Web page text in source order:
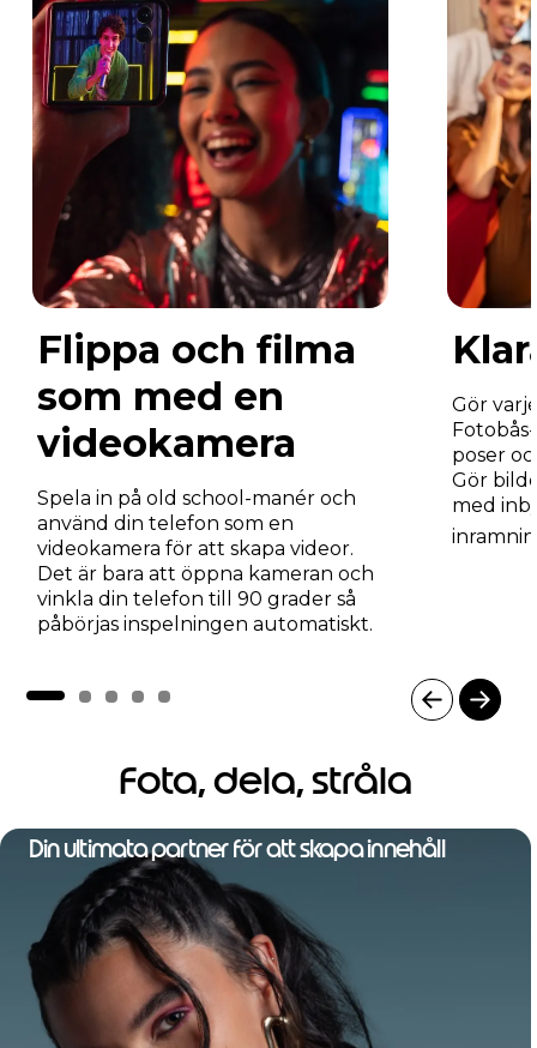
Flippa och filma
som med en
videokamera
Spela in på old school-manér och
använd din telefon som en
videokamera för att skapa videor.
Det är bara att öppna kameran och
vinkla din telefon till 90 grader så
påbörjas inspelningen automatiskt.
Gör
poser
Gör
med
o
Fota, dela, stråla
Din ultimata partner för att skapa innehåll